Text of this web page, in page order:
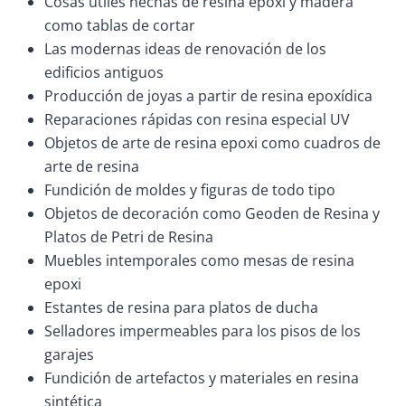
como tablas de cortar
Las modernas ideas de renovación de los
edificios antiguos
Producción de joyas a partir de resina epoxídica
Reparaciones rápidas con resina especial UV
Objetos de arte de resina epoxi como cuadros de
arte de resina
Fundición de moldes y figuras de todo tipo
Objetos de decoración como Geoden de Resina y
Platos de Petri de Resina
Muebles intemporales como mesas de resina
epoxi
Estantes de resina para platos de ducha
Selladores impermeables para los pisos de los
garajes
Fundición de artefactos y materiales en resina
sintética